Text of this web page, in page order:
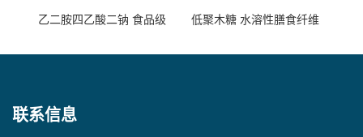
乙二胺四乙酸二钠 食品级
低聚木糖 水溶性膳食纤维
联系信息